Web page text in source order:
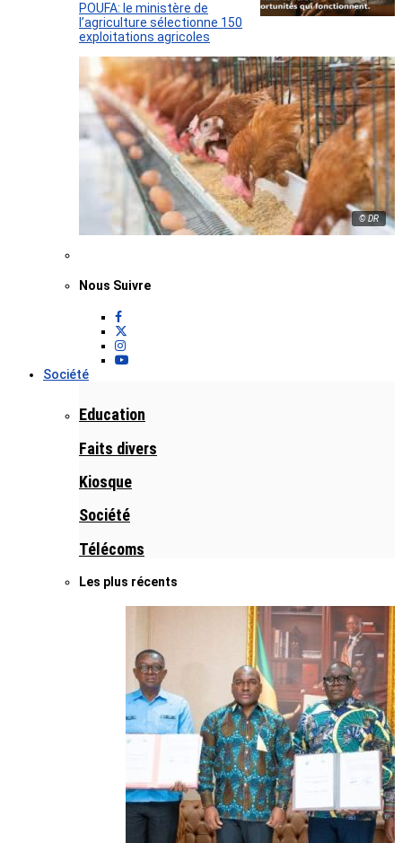
POUFA: le ministère de
l’agriculture sélectionne 150
exploitations agricoles
© DR
Nous Suivre
Société
Education
Faits divers
Kiosque
Société
Télécoms
Les plus récents